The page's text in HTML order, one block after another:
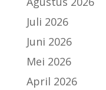
Juli 2026
Juni 2026
Mei 2026
April 2026